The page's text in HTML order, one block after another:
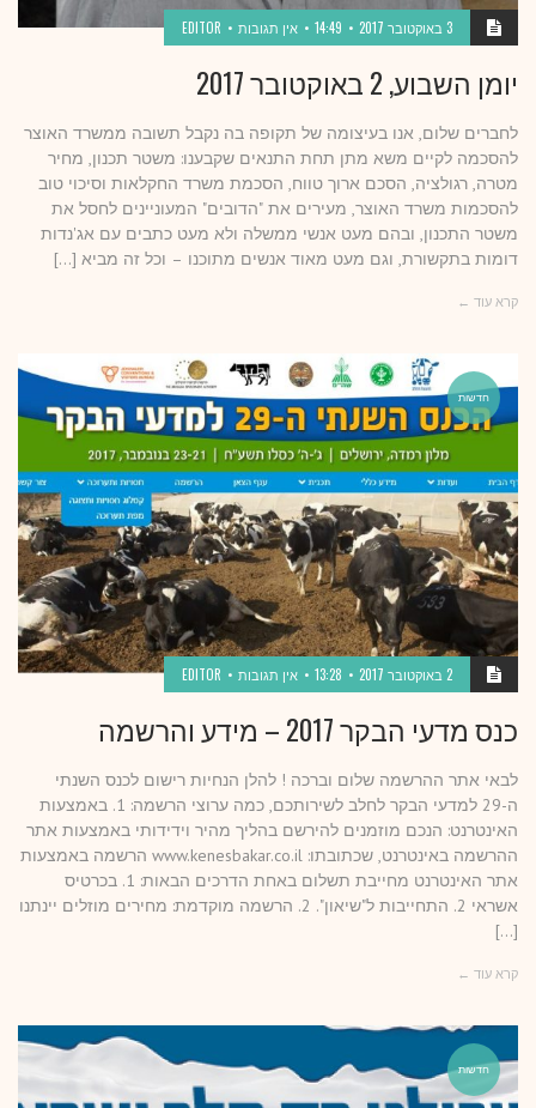
3 באוקטובר 2017 14:49 אין תגובות EDITOR
יומן השבוע, 2 באוקטובר 2017
לחברים שלום, אנו בעיצומה של תקופה בה נקבל תשובה ממשרד האוצר
להסכמה לקיים משא מתן תחת התנאים שקבענו: משטר תכנון, מחיר
מטרה, רגולציה, הסכם ארוך טווח, הסכמת משרד החקלאות וסיכוי טוב
להסכמות משרד האוצר, מעירים את "הדובים" המעוניינים לחסל את
משטר התכנון, ובהם מעט אנשי ממשלה ולא מעט כתבים עם אג'נדות
דומות בתקשורת, וגם מעט מאוד אנשים מתוכנו – וכל זה מביא […]
קרא עוד ←
חדשות
2 באוקטובר 2017 13:28 אין תגובות EDITOR
כנס מדעי הבקר 2017 – מידע והרשמה
לבאי אתר ההרשמה שלום וברכה ! להלן הנחיות רישום לכנס השנתי
ה-29 למדעי הבקר לחלב לשירותכם, כמה ערוצי הרשמה: 1. באמצעות
האינטרנט: הנכם מוזמנים להירשם בהליך מהיר וידידותי באמצעות אתר
ההרשמה באינטרנט, שכתובתו: www.kenesbakar.co.il הרשמה באמצעות
אתר האינטרנט מחייבת תשלום באחת הדרכים הבאות: 1. בכרטיס
אשראי 2. התחייבות ל"שיאון". 2. הרשמה מוקדמת: מחירים מוזלים יינתנו
[…]
קרא עוד ←
חדשות